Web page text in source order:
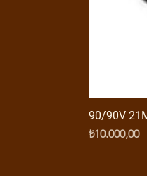
90/90V
Fiyat
₺10.000,00